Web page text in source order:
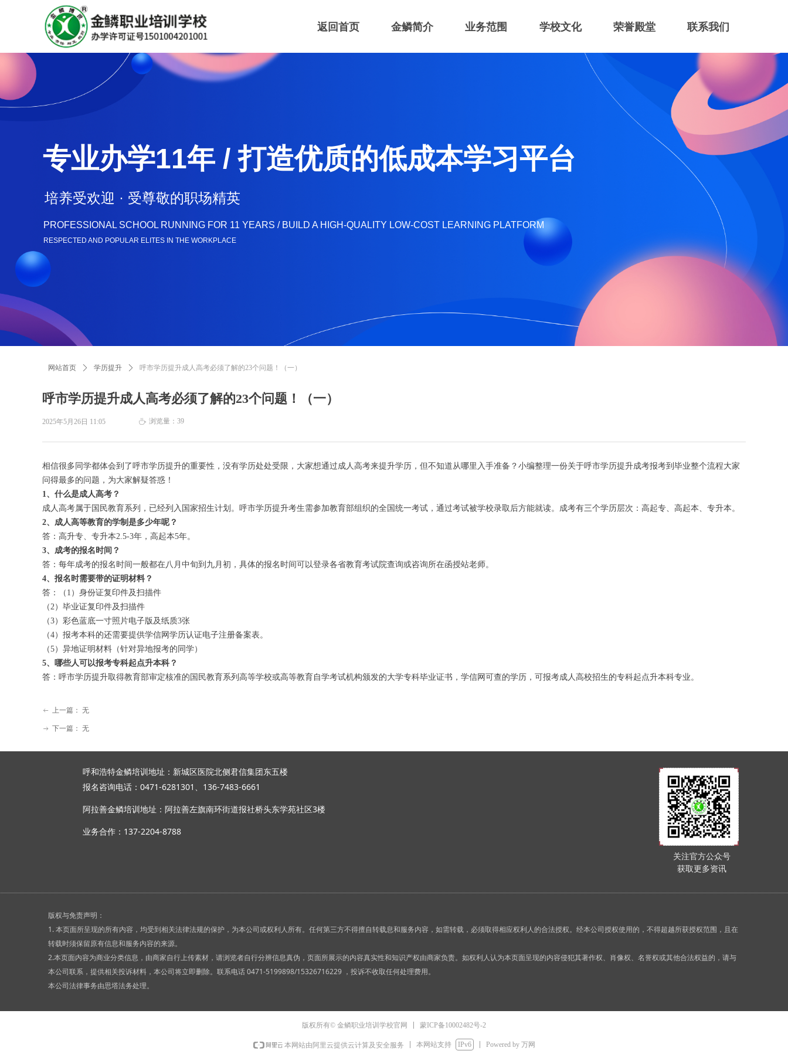
返回首页 金鳞简介 业务范围 学校文化 荣誉殿堂 联系我们
呼市学历提升成人高考必须了解的23个问题！（一）
网站首页 ꄲ 学历提升 ꄲ 呼市学历提升成人高考必须了解的23个问题！（一）
相信很多同学都体会到了呼市学历提升的重要性，没有学历处处受限，大家想通过成人高考来提升学历，但不知道从哪里入手准备？小编整理一份关于呼市学历提升成考报考到毕业整个流程大家
问得最多的问题，为大家解疑答惑！
1、什么是成人高考？
成人高考属于国民教育系列，已经列入国家招生计划。呼市学历提升考生需参加教育部组织的全国统一考试，通过考试被学校录取后方能就读。成考有三个学历层次：高起专、高起本、专升本。
2、成人高等教育的学制是多少年呢？
答：高升专、专升本2.5-3年，高起本5年。
3、成考的报名时间？
答：每年成考的报名时间一般都在八月中旬到九月初，具体的报名时间可以登录各省教育考试院查询或咨询所在函授站老师。
4、报名时需要带的证明材料？
答：（1）身份证复印件及扫描件
（2）毕业证复印件及扫描件
（3）彩色蓝底一寸照片电子版及纸质3张
（4）报考本科的还需要提供学信网学历认证电子注册备案表。
（5）异地证明材料（针对异地报考的同学）
5、哪些人可以报考专科起点升本科？
答：呼市学历提升取得教育部审定核准的国民教育系列高等学校或高等教育自学考试机构颁发的大学专科毕业证书，学信网可查的学历，可报考成人高校招生的专科起点升本科专业。
2025年5月26日 11:05 ꄘ 浏览量： 39
ꂃ 上一篇： 无
ꁹ 下一篇： 无
专业办学11年 /打造优质的低成本学习平台
培养受欢迎 · 受尊敬的职场精英
PROFESSIONAL SCHOOL RUNNING FOR 11 YEARS / BUILD A HIGH-QUALITY LOW-COST LEARNING PLATFORM
RESPECTED AND POPULAR ELITES IN THE WORKPLACE
呼和浩特金鳞培训地址：新城区医院北侧君信集团东五楼
报名咨询电话：0471-6281301、136-7483-6661
阿拉善金鳞培训地址：阿拉善左旗南环街道报社桥头东学苑社区3楼
业务合作：137-2204-8788
版权与免责声明：
1. 本页面所呈现的所有内容，均受到相关法律法规的保护，为本公司或权利人所有。任何第三方不得擅自转载息和服务内容，如需转载，必须取得相应权利人的合法授权。经本公司授权使用的，不得超越所获授权范围，且在
转载时须保留原有信息和服务内容的来源。
2.本页面内容为商业分类信息，由商家自行上传素材，请浏览者自行分辨信息真伪，页面所展示的内容真实性和知识产权由商家负责。如权利人认为本页面呈现的内容侵犯其著作权、肖像权、名誉权或其他合法权益的，请与
本公司联系，提供相关投诉材料，本公司将立即删除。联系电话 0471-5199898/15326716229 ，投诉不收取任何处理费用。
本公司法律事务由思塔法务处理。
关注官方公众号
获取更多资讯
版权所有© 金鳞职业培训学校官网 蒙ICP备10002482号-2
本网站由阿里云提供云计算及安全服务 本网站支持 IPv6 Powered by 万网